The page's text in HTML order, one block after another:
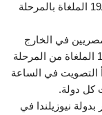
للتصويت في انتخابات مجلس النواب للدوائر الـ19 الملغاة بالمرحلة
2025، تصويت المصريين في الخارج
في انتخابات مجلس النواب بالنسبة للدوائر الـ19 الملغاة من المرحلة
التصويت في الساعة
كل دولة.
نيوزيلندا في